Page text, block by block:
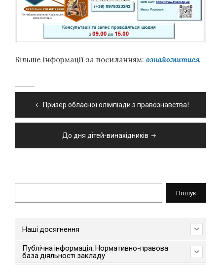
Більше інформації за посиланням: ознайомитися
записівПризер обласної олімпіади з правознавства!
До дня дітей-винахідників
Пошук
Наші досягнення
Публічна інформація. Нормативно-правова
база діяльності закладу